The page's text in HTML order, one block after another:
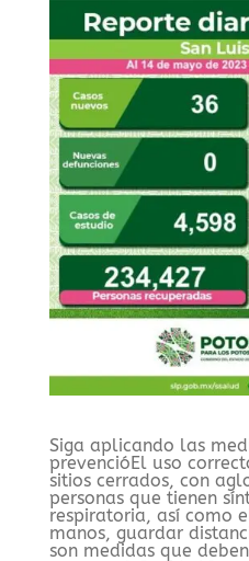
Siga aplicando las
prevencióEl uso
sitios cerrados, con
personas que tienen
respiratoria, así como
manos, guardar
son medidas que